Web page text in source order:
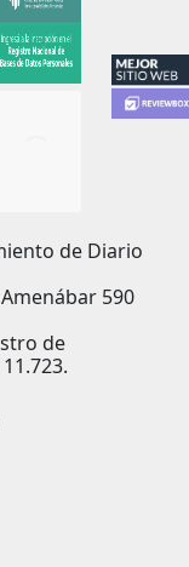
de Diario
590
de